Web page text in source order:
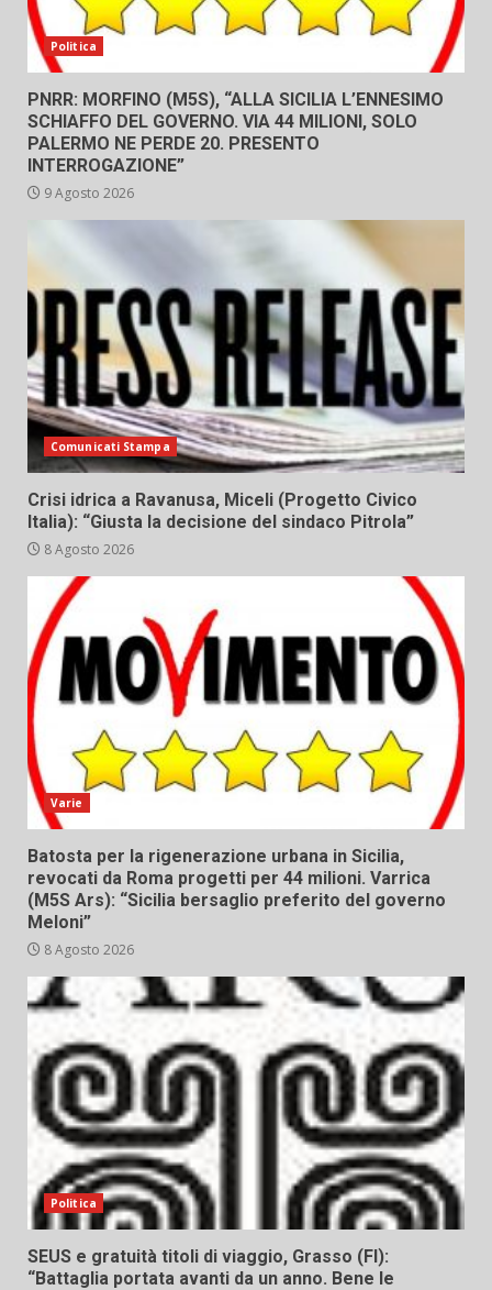
Politica
PNRR: MORFINO (M5S), “ALLA SICILIA L’ENNESIMO
SCHIAFFO DEL GOVERNO. VIA 44 MILIONI, SOLO
PALERMO NE PERDE 20. PRESENTO
INTERROGAZIONE”
9 Agosto 2026
Comunicati Stampa
Crisi idrica a Ravanusa, Miceli (Progetto Civico
Italia): “Giusta la decisione del sindaco Pitrola”
8 Agosto 2026
Varie
Batosta per la rigenerazione urbana in Sicilia,
revocati da Roma progetti per 44 milioni. Varrica
(M5S Ars): “Sicilia bersaglio preferito del governo
Meloni”
8 Agosto 2026
Politica
SEUS e gratuità titoli di viaggio, Grasso (FI):
“Battaglia portata avanti da un anno. Bene le